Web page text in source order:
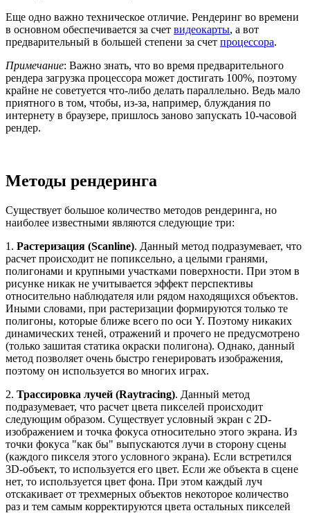
Еще одно важно техническое отличие. Рендеринг во времени
в основном обеспечивается за счет видеокарты, а вот
предварительный в большей степени за счет процессора.
Примечание: Важно знать, что во время предварительного
рендера загрузка процессора может достигать 100%, поэтому
крайне не советуется что-либо делать параллельно. Ведь мало
приятного в том, чтобы, из-за, например, блуждания по
интернету в браузере, пришлось заново запускать 10-часовой
рендер.
Методы рендеринга
Существует большое количество методов рендеринга, но
наиболее известными являются следующие три:
1. Растеризация (Scanline). Данный метод подразумевает, что
расчет происходит не попиксельно, а целыми гранями,
полигонами и крупными участками поверхности. При этом в
рисунке никак не учитывается эффект перспективы
относительно наблюдателя или рядом находящихся объектов.
Иными словами, при растеризации формируются только те
полигоны, которые ближе всего по оси Y. Поэтому никаких
динамических теней, отражений и прочего не предусмотрено
(только зашитая статика окраски полигона). Однако, данный
метод позволяет очень быстро генерировать изображения,
поэтому он используется во многих играх.
2. Трассировка лучей (Raytracing). Данный метод
подразумевает, что расчет цвета пикселей происходит
следующим образом. Существует условный экран с 2D-
изображением и точка фокуса относительно этого экрана. Из
точки фокуса "как бы" выпускаются лучи в сторону сцены
(каждого пикселя этого условного экрана). Если встретился
3D-объект, то используется его цвет. Если же объекта в сцене
нет, то используется цвет фона. При этом каждый луч
отскакивает от трехмерных объектов некоторое количество
раз и тем самым корректируются цвета остальных пикселей